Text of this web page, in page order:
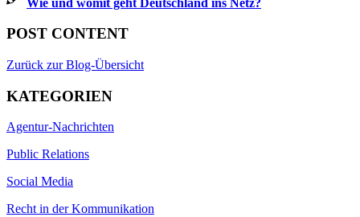
POST CONTENT
Zurück zur Blog-Übersicht
KATEGORIEN
Agentur-Nachrichten
Public Relations
Social Media
Recht in der Kommunikation